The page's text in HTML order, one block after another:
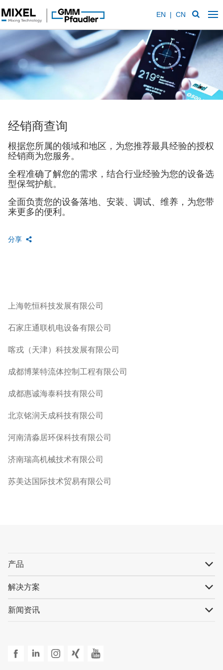
EN | CN
经销商查询
根据您所属的领域和地区，为您推荐最具经验的授权
经销商为您服务。
全程准确了解您的需求，结合行业经验为您的设备选
型保驾护航。
全面负责您的设备落地、安装、调试、维养，为您带
来更多的便利。
分享
上海乾恒科技发展有限公司
石家庄通联机电设备有限公司
喀戎（天津）科技发展有限公司
成都博莱特流体控制工程有限公司
成都惠诚海泰科技有限公司
北京铭润天成科技有限公司
河南清淼居环保科技有限公司
济南瑞高机械技术有限公司
苏美达国际技术贸易有限公司
产品
解决方案
新闻资讯